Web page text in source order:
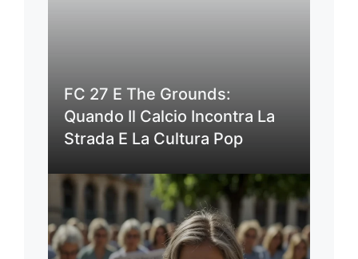
FC 27 E The Grounds:
Quando Il Calcio Incontra La
Strada E La Cultura Pop